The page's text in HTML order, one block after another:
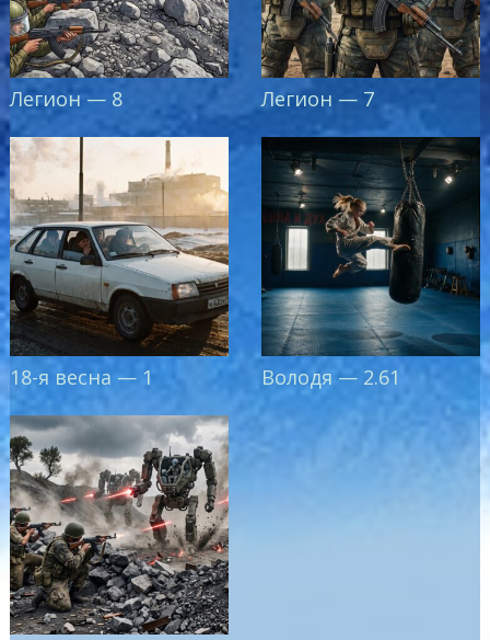
Легион — 8 Легион — 7
18-я весна — 1 Володя — 2.61